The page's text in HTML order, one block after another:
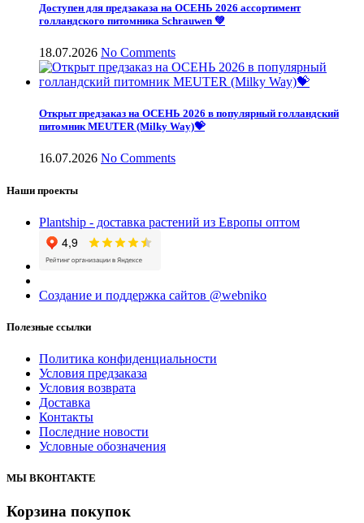
Доступен для предзаказа на ОСЕНЬ 2026 ассортимент
голландского питомника Schrauwen 💚
18.07.2026 No Comments
Открыт предзаказ на ОСЕНЬ 2026 в популярный голландский
питомник MEUTER (Milky Way)💝
16.07.2026 No Comments
Наши проекты
Plantship - доставка растений из Европы оптом
Создание и поддержка сайтов @webniko
Полезные ссылки
Политика конфиденциальности
Условия предзаказа
Условия возврата
Доставка
Контакты
Последние новости
Условные обозначения
МЫ ВКОНТАКТЕ
Корзина покупок